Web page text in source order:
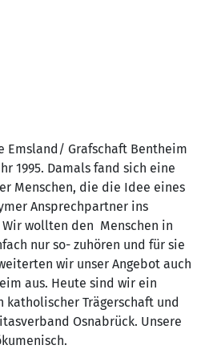
Emsland/ Grafschaft Bentheim
1995. Damals fand sich eine
Menschen, die die Idee eines
Ansprechpartner ins
wollten den Menschen in
nur so- zuhören und für sie
wir unser Angebot auch
aus. Heute sind wir ein
Trägerschaft und
Osnabrück. Unsere